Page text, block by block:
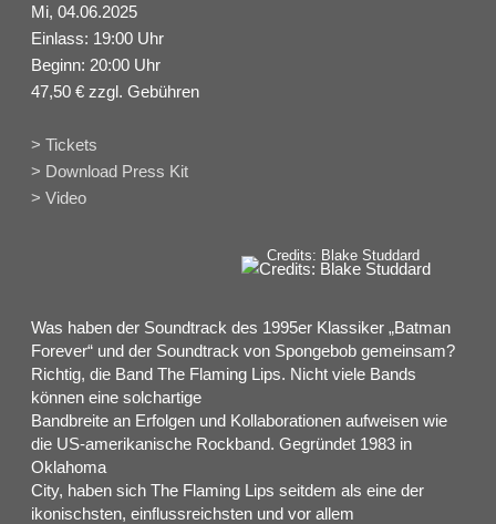
Mi, 04.06.2025
Einlass: 19:00 Uhr
Beginn: 20:00 Uhr
47,50 € zzgl. Gebühren
> Tickets
> Download Press Kit
> Video
Credits: Blake Studdard
Was haben der Soundtrack des 1995er Klassiker „Batman
Forever“ und der Soundtrack von Spongebob gemeinsam?
Richtig, die Band The Flaming Lips. Nicht viele Bands
können eine solchartige
Bandbreite an Erfolgen und Kollaborationen aufweisen wie
die US-amerikanische Rockband. Gegründet 1983 in
Oklahoma
City, haben sich The Flaming Lips seitdem als eine der
ikonischsten, einflussreichsten und vor allem